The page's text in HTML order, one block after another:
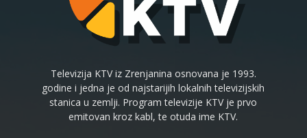
Televizija KTV iz Zrenjanina osnovana je 1993.
godine i jedna je od najstarijih lokalnih televizijskih
stanica u zemlji. Program televizije KTV je prvo
emitovan kroz kabl, te otuda ime KTV.